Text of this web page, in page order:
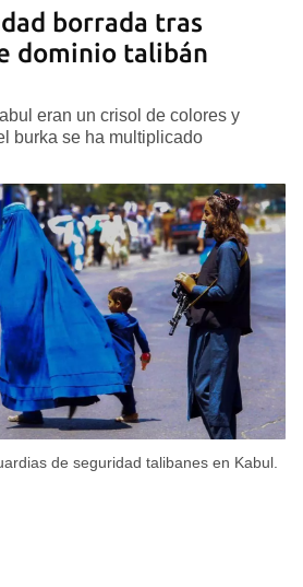
borrada tras
dominio talibán
eran un crisol de colores y
burka se ha multiplicado
de seguridad talibanes en Kabul.